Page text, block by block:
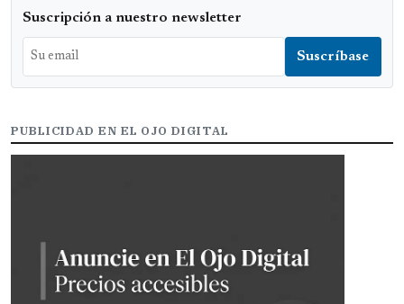
Suscripción a nuestro newsletter
PUBLICIDAD EN EL OJO DIGITAL